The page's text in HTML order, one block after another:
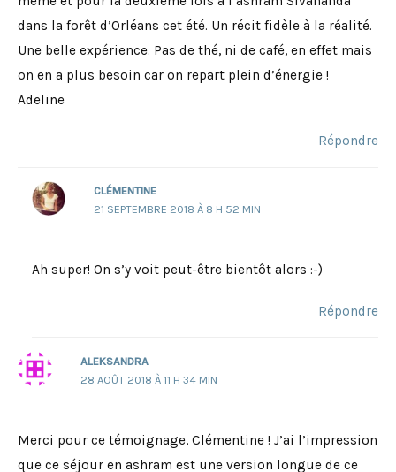
dans la forêt d’Orléans cet été. Un récit fidèle à la réalité.
Une belle expérience. Pas de thé, ni de café, en effet mais
on en a plus besoin car on repart plein d’énergie !
Adeline
Répondre
CLÉMENTINE
21 SEPTEMBRE 2018 À 8 H 52 MIN
Ah super! On s’y voit peut-être bientôt alors :-)
Répondre
ALEKSANDRA
28 AOÛT 2018 À 11 H 34 MIN
Merci pour ce témoignage, Clémentine ! J’ai l’impression
que ce séjour en ashram est une version longue de ce